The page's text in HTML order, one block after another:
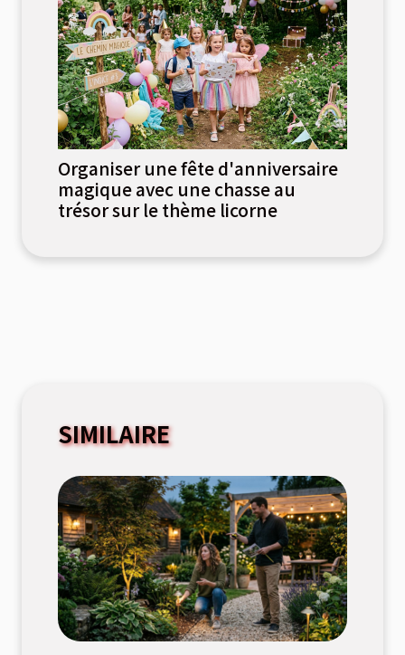
Organiser une fête d'anniversaire
magique avec une chasse au
trésor sur le thème licorne
SIMILAIRE